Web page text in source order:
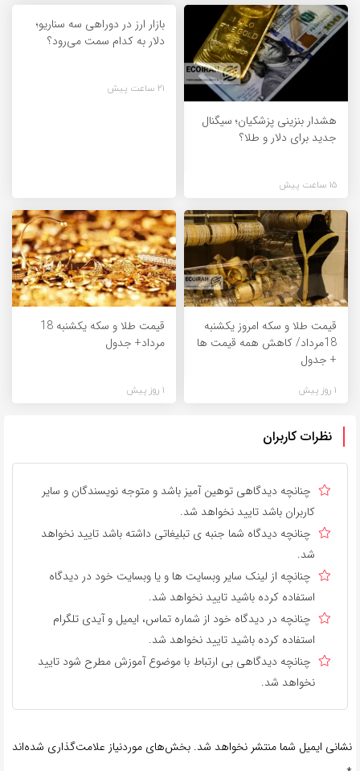
هشدار بنزینی پزشکیان؛ سیگنال
جدید برای دلار و طلا؟
15 ساعت پیش
بازار ارز در دوراهی سه سناریو؛
دلار به کدام سمت می‌رود؟
21 ساعت پیش
قیمت طلا و سکه امروز یکشنبه
18مرداد/ کاهش همه قیمت ها
+ جدول
1 روز پیش
قیمت طلا و سکه یکشنبه 18
مرداد+ جدول
1 روز پیش
نظرات کاربران
چنانچه دیدگاهی توهین آمیز باشد و متوجه نویسندگان و سایر
کاربران باشد تایید نخواهد شد.
چنانچه دیدگاه شما جنبه ی تبلیغاتی داشته باشد تایید نخواهد
شد.
چنانچه از لینک سایر وبسایت ها و یا وبسایت خود در دیدگاه
استفاده کرده باشید تایید نخواهد شد.
چنانچه در دیدگاه خود از شماره تماس، ایمیل و آیدی تلگرام
استفاده کرده باشید تایید نخواهد شد.
چنانچه دیدگاهی بی ارتباط با موضوع آموزش مطرح شود تایید
نخواهد شد.
نشانی ایمیل شما منتشر نخواهد شد. بخش‌های موردنیاز علامت‌گذاری شده‌اند